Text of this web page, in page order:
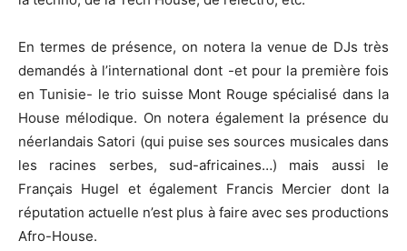
En termes de présence, on notera la venue de DJs très
demandés à l’international dont -et pour la première fois
en Tunisie- le trio suisse Mont Rouge spécialisé dans la
House mélodique. On notera également la présence du
néerlandais Satori (qui puise ses sources musicales dans
les racines serbes, sud-africaines…) mais aussi le
Français Hugel et également Francis Mercier dont la
réputation actuelle n’est plus à faire avec ses productions
Afro-House.